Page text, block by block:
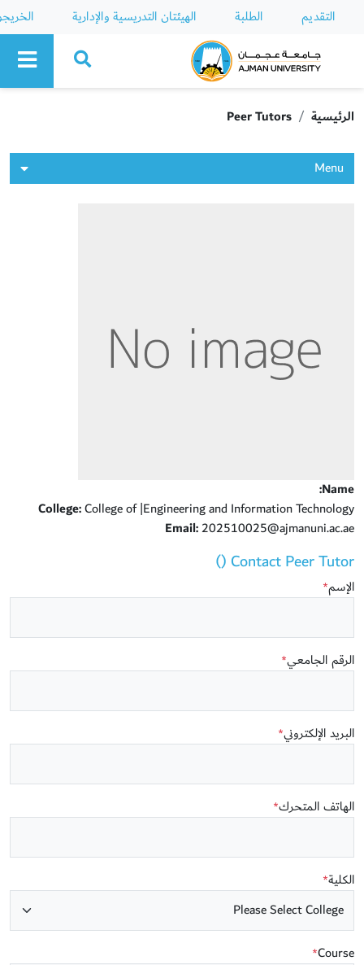
التقديم الطلبة الهيئتان التدريسية والإدارية
Ajman University
الرئيسية Peer Tutors
Menu
Name:
College:College of |Engineering and Information Technology
Email:202510025@ajmanuni.ac.ae
Contact Peer Tutor ()
الإسم*
الرقم الجامعي*
البريد الإلكتروني*
الهاتف المتحرك*
الكلية*
Course
*